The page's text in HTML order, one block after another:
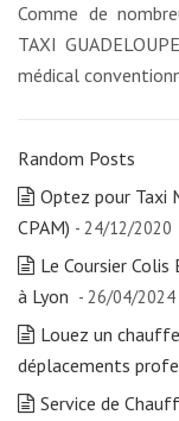
Comme de
TAXI
médical
Random Posts
Optez pour Taxi
CPAM) - 24/12/2020
Le Coursier
à Lyon - 26/04/2024
Louez un
déplacements
Service de